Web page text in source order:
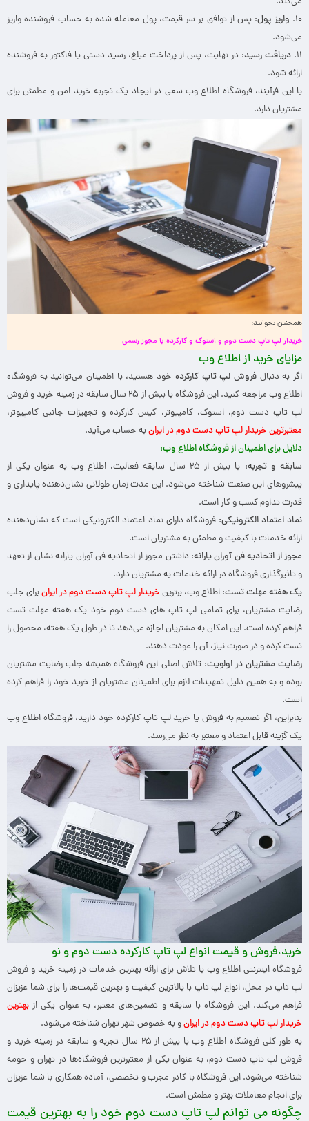
۱۰. واریز پول: پس از توافق بر سر قیمت، پول معامله شده به حساب فروشنده واریز
می‌شود.
۱۱. دریافت رسید: در نهایت، پس از پرداخت مبلغ، رسید دستی یا فاکتور به فروشنده
ارائه ‌شود.
با این فرآیند، فروشگاه اطلاع وب سعی در ایجاد یک تجربه خرید امن و مطمئن برای
مشتریان دارد.
همچنین بخوانید:
خریدار لپ تاپ دست دوم و استوک و کارکرده با مجوز رسمی
مزایای خرید از اطلاع وب
اگر به دنبالفروش لپ تاپ کارکرده خود هستید، با اطمینان می‌توانید به فروشگاه
اطلاع وب مراجعه کنید. این فروشگاه با بیش از ۲۵ سال سابقه در زمینه خرید و فروش
لپ تاپ دست دوم، استوک، کامپیوتر، کیس کارکرده و تجهیزات جانبی کامپیوتر،
معتبرترین خریدار لپ تاپ دست دوم در ایرانبه حساب می‌آید.
دلایل برای اطمینان از فروشگاه اطلاع وب:
سابقه و تجربه
: با بیش از ۲۵ سال سابقه فعالیت، اطلاع وب به عنوان یکی از
پیشروهای این صنعت شناخته می‌شود. این مدت زمان طولانی نشان‌دهنده پایداری و
قدرت تداوم کسب و کار است.
نماد اعتماد الکترونیکی: فروشگاه دارای نماد اعتماد الکترونیکی است که نشان‌دهنده
ارائه خدمات با کیفیت و مطمئن به مشتریان است.
مجوز از اتحادیه فن آوران یارانه: داشتن مجوز از اتحادیه فن آوران یارانه نشان از تعهد
و تاثیرگذاری فروشگاه در ارائه خدمات به مشتریان دارد.
یک هفته مهلت تست: اطلاع وب، برترین خریدار لپ تاپ دست دوم در ایرانبرای جلب
رضایت مشتریان، برای تمامی لپ تاپ های دست دوم خود یک هفته مهلت تست
فراهم کرده است. این امکان به مشتریان اجازه می‌دهد تا در طول یک هفته، محصول را
تست کرده و در صورت نیاز، آن را عودت دهند.
رضایت مشتریان در اولویت: تلاش اصلی این فروشگاه همیشه جلب رضایت مشتریان
بوده و به همین دلیل تمهیدات لازم برای اطمینان مشتریان از خرید خود را فراهم کرده
است.
بنابراین، اگر تصمیم به فروش یا خرید لپ تاپ کارکرده خود دارید، فروشگاه اطلاع وب
یک گزینه قابل اعتماد و معتبر به نظر می‌رسد.
خرید،فروش و قیمت انواع لپ تاپ کارکرده دست دوم و نو
فروشگاه اینترنتی اطلاع وب با تلاش برای ارائه بهترین خدمات در زمینه خرید و فروش
لپ تاپ در محل، انواع لپ تاپ با بالاترین کیفیت و بهترین قیمت‌ها را برای شما عزیزان
فراهم می‌کند. این فروشگاه با سابقه و تضمین‌های معتبر، به عنوان یکی از بهترین
خریدار لپ تاپ دست دوم در ایرانو به خصوص شهر تهران شناخته می‌شود.
به طور کلی فروشگاه اطلاع وب با بیش از ۲۵ سال تجربه و سابقه در زمینه خرید و
فروش لپ تاپ دست دوم، به عنوان یکی از معتبرترین فروشگاه‌ها در تهران و حومه
شناخته می‌شود. این فروشگاه با کادر مجرب و تخصصی، آماده همکاری با شما عزیزان
برای انجام معاملات بهتر و مطمئن است.
چگونه می توانم لپ تاپ دست دوم خود را به بهترین قیمت